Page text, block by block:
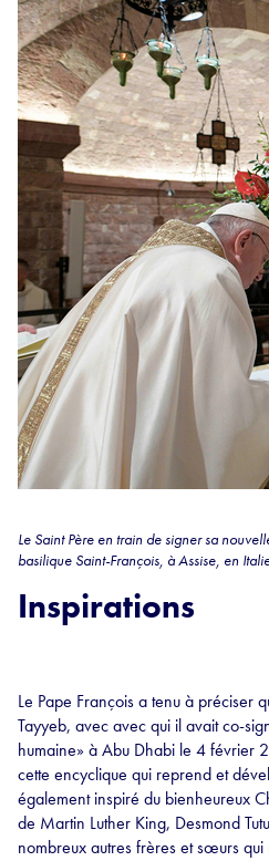
Le Saint Père en train de signer sa
basilique Saint-François, à Assise, en
Inspirations
Le Pape François a tenu à préciser
Tayyeb, avec avec qui il avait co-
humaine» à Abu Dhabi le 4 février
cette encyclique qui reprend et
également inspiré du bienheureux
de Martin Luther King, Desmond
nombreux autres frères et sœurs qui